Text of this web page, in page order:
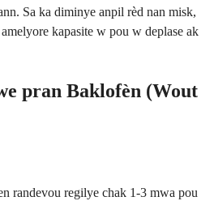
Sa ka diminye anpil rèd nan misk,
kapasite w pou w deplase ak
pran Baklofèn (Wout
randevou regilye chak 1-3 mwa pou